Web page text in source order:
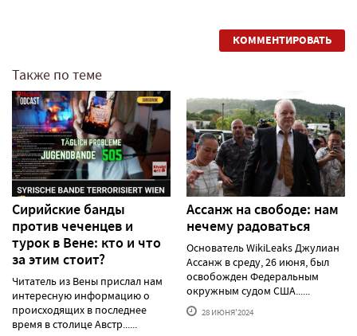
КОММЕНТИРОВАТЬ
Также по теме
Сирийские банды
против чеченцев и
турок в Вене: кто и что
за этим стоит?
Читатель из Вены прислал нам
интересную информацию о
происходящих в последнее
время в столице Австр......
Ассанж на свободе: нам
нечему радоваться
Основатель WikiLeaks Джулиан
Ассанж в среду, 26 июня, был
освобожден Федеральным
окружным судом США......
28 ИЮНЯ'2024